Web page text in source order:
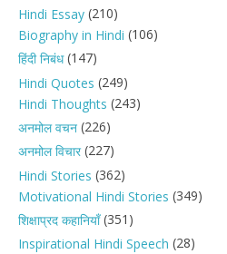
Hindi Essay (210)
Biography in Hindi (106)
हिंदी निबंध(147)
Hindi Quotes (249)
Hindi Thoughts (243)
अनमोल वचन (226)
अनमोल विचार(227)
Hindi Stories (362)
Motivational Hindi Stories (349)
शिक्षाप्रद कहानियाँ(351)
Inspirational Hindi Speech (28)